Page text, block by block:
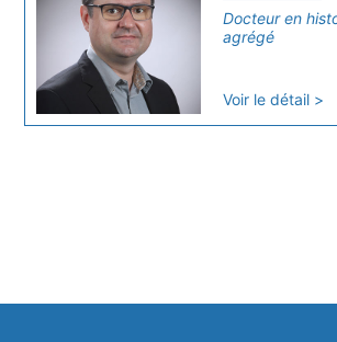
Docteur en
agrégé
Voir le détail >